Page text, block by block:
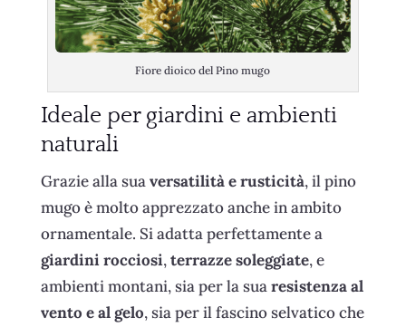
Fiore dioico del Pino mugo
Ideale per giardini e ambienti
naturali
Grazie alla suaversatilità e rusticità, il pino
mugo è molto apprezzato anche in ambito
ornamentale. Si adatta perfettamente a
giardini rocciosi,terrazze soleggiate, e
ambienti montani, sia per la suaresistenza al
vento e al gelo, sia per il fascino selvatico che